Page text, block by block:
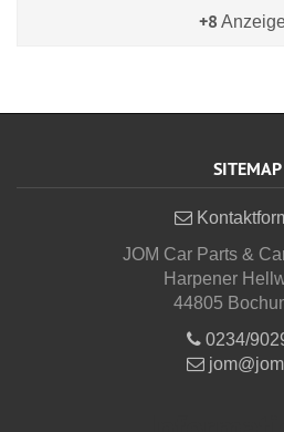
+8
SITEMAP
JOM Car Parts &
Harpener
44805
0234/